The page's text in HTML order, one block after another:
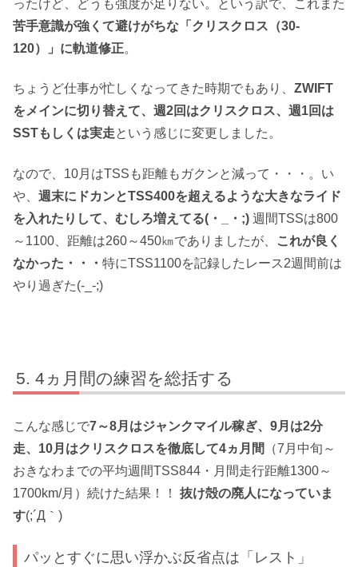
ったけど、どうも強度が足りない。という訳で、これまた
苦手意識が強くて避けがちな「クリスクロス（30-
120）」に軌道修正。
ちょうど仕事が忙しくなってきた時期でもあり、 ZWIFT
をメインに切り替えて、週2回はクリスクロス、週1回は
SSTもしくは実走という感じに変更しました。
なので、10月はTSSも距離もガクンと減って・・・。い
や、 週末にドカンとTSS400を超えるような大きなライド
を入れたりして、むしろ増えてる(・_・;) 週間TSSは800
～1100、距離は260～450㎞でありましたが、
これが良く
なかった・・・ 特にTSS1100を記録したレース2週間前は
やり過ぎた(-_-;)
4ヵ月間の練習を総括する
こんな感じで7～8月はジャンクマイル稼ぎ、9月は2分
走、10月はクリスクロスを徹底して4ヵ月間
（7月中旬～
おきなわまでの平均週間TSS844・月間走行距離1300～
1700km/月）続けた結果！！ 抜け殻の廃人になっていま
す(;´Д｀)
パッとすぐに思い浮かぶ反省点は「レスト」